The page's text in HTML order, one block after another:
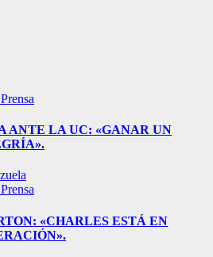
ANTE LA UC: «GANAR UN
«CHARLES ESTÁ EN